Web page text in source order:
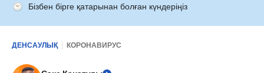
Бізбен бірге қатарынан болған күндеріңіз
ДЕНСАУЛЫҚ КОРОНАВИРУС